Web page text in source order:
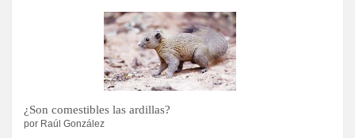
¿Son comestibles las ardillas?
por Raúl González